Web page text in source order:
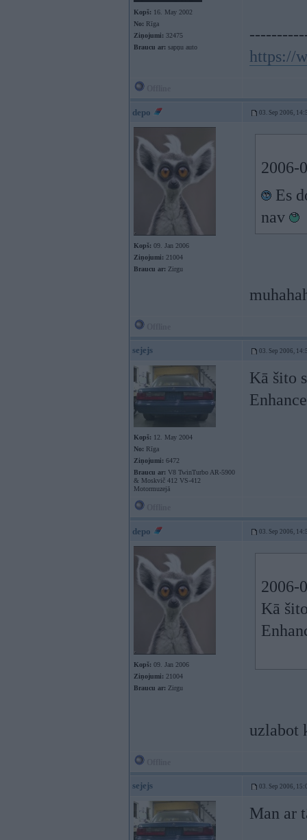
Kopš: 16. May 2002
No: Rīga
Ziņojumi: 32475
Braucu ar: sapņu auto
https://
depo 03. Sep 2006,
Kopš: 09. Jan 2006
Ziņojumi: 21004
Braucu ar: Zirgu
2006-
Es
nav
sejejs 03. Sep 2006,
Kopš: 12. May 2004
No: Rīga
Ziņojumi: 6472
Braucu ar: V8 TwinTurbo AR-5900
& Moskvič 412 VS-412
Motormuzejā
Kā šito
depo 03. Sep 2006,
Kopš: 09. Jan 2006
Ziņojumi: 21004
Braucu ar: Zirgu
2006-
Kā
uzlabot
sejejs 03. Sep 2006,
Man ar